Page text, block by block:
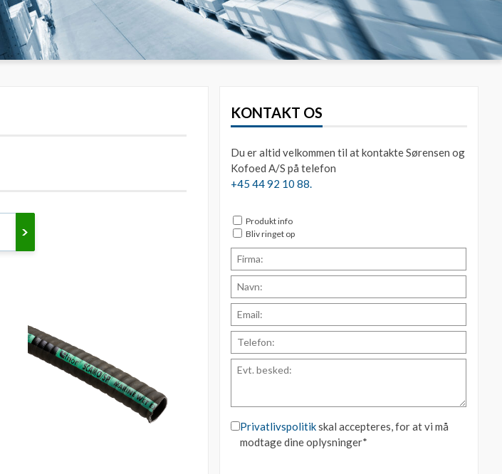
KONTAKT OS
Du er altid velkommen til at kontakte Sørensen og
Kofoed A/S på telefon
+45 44 92 10 88.
Produkt info
Bliv ringet op
Privatlivspolitikskal accepteres, for at vi må
modtage dine oplysninger*